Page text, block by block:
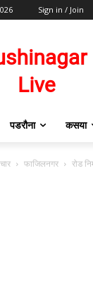
Sign in / Join
पडरौना कसया
फाजिलनगर रोड